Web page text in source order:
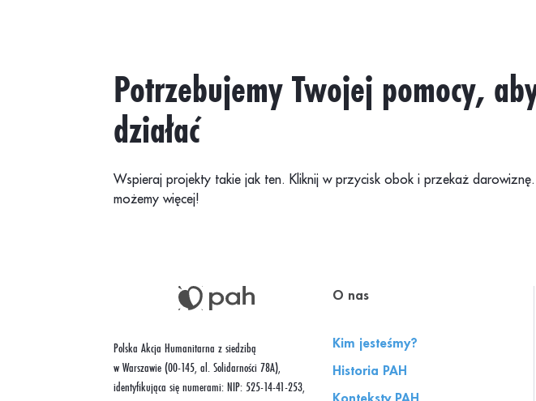
Potrzebujemy Twojej pomocy,
działać
Wspieraj projekty takie jak ten. Kliknij w przycisk obok i przekaż darowiznę.
możemy więcej!
Polska Akcja Humanitarna z siedzibą
w Warszawie (00-145, al. Solidarności 78A),
identyfikująca się numerami: NIP: 525-14-41-253,
O nas
Kim jesteśmy?
Historia PAH